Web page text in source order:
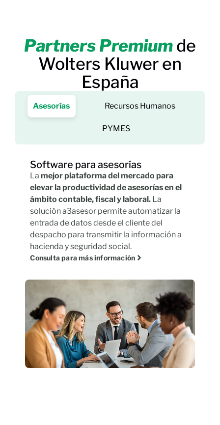
Partners Premiumde
Wolters Kluwer en
España
Asesorías Recursos Humanos
PYMES
Software para asesorías
La mejor plataforma del mercado para
elevar la productividad de asesorías en el
ámbito contable, fiscal y laboral. La
solución a3asesor permite automatizar la
entrada de datos desde el cliente del
despacho para transmitir la información a
hacienda y seguridad social.
Consulta para más información